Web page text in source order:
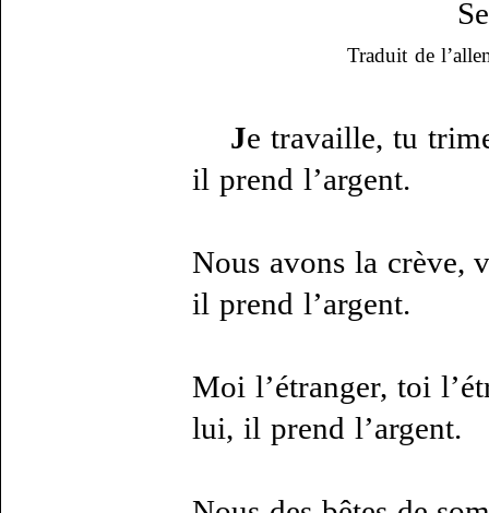
Traduit de
Je travaille, tu
il prend l’argent.
Nous avons la crève,
il prend l’argent.
Moi l’étranger, toi
lui, il prend l’argent.